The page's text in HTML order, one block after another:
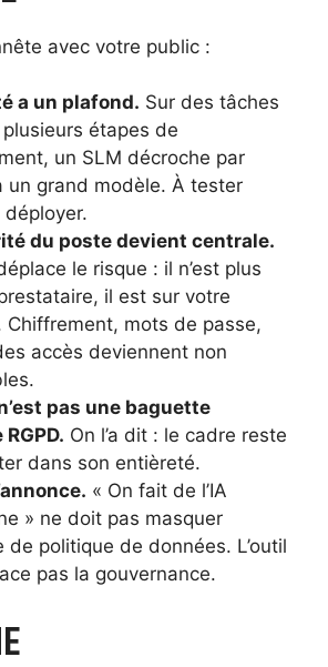
avec votre public :
a un plafond. Sur des tâches
étapes de
un SLM décroche par
un grand modèle. À tester
du poste devient centrale.
le risque : il n’est plus
il est sur votre
Chiffrement, mots de passe,
accès deviennent non
pas une baguette
On l’a dit : le cadre reste
dans son entièreté.
« On fait de l’IA
» ne doit pas masquer
de politique de données. L’outil
pas la gouvernance.